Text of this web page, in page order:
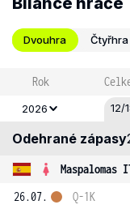
Dvouhra Čtyřhra
Rok
2026 12/
Odehrané zápasy
Maspalomas
26.07.
Q-1K